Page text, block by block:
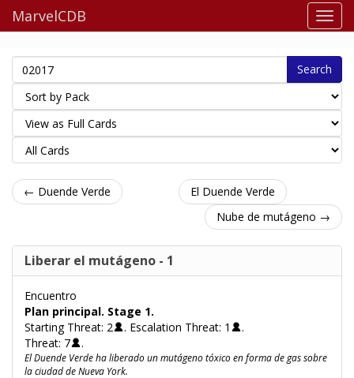
MarvelCDB
Search
← Duende Verde
El Duende Verde
Nube de mutágeno →
Liberar el mutágeno - 1
Encuentro
Plan principal. Stage 1.
Starting Threat: 2
. Escalation Threat: 1
.
Threat: 7
.
El Duende Verde ha liberado un mutágeno tóxico en forma de gas sobre
la ciudad de Nueva York.